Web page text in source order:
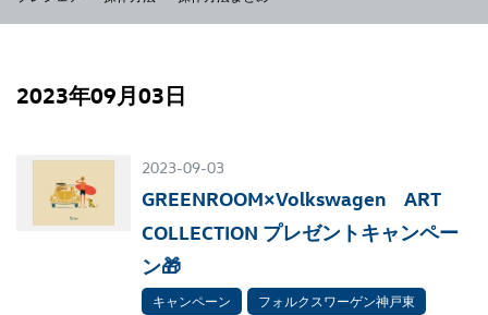
2023年09月03日
2023-09-03
GREENROOM×Volkswagen ART
COLLECTION プレゼントキャンペー
ン🎁
キャンペーン フォルクスワーゲン神戸東